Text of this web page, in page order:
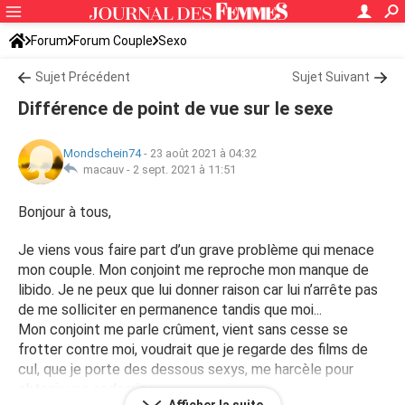
Forum Forum Couple Sexo
Sujet Précédent Sujet Suivant
Différence de point de vue sur le sexe
Mondschein74- 23 août 2021 à 04:32
macauv - 2 sept. 2021 à 11:51
Bonjour à tous,
Je viens vous faire part d’un grave problème qui menace
mon couple. Mon conjoint me reproche mon manque de
libido. Je ne peux que lui donner raison car lui n’arrête pas
de me solliciter en permanence tandis que moi...
Mon conjoint me parle crûment, vient sans cesse se
frotter contre moi, voudrait que je regarde des films de
cul, que je porte des dessous sexys, me harcèle pour
obtenir une sodomie...